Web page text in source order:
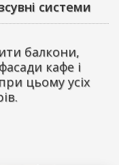
системи
балкони,
кафе і
цьому усіх